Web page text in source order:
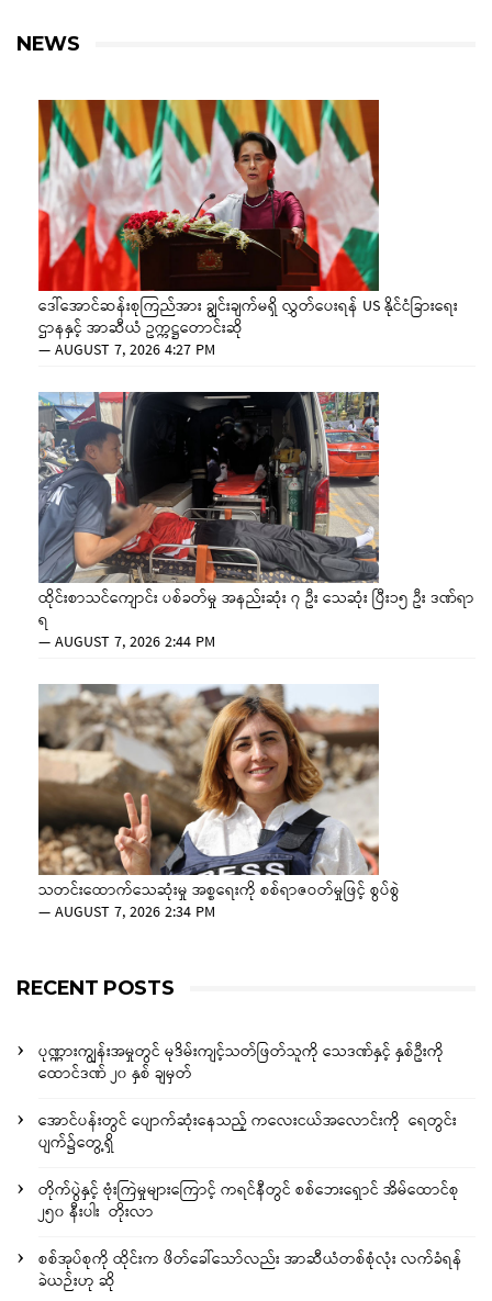
NEWS
ဒေါ်အောင်ဆန်းစုကြည်အား ချွင်းချက်မရှိ လွှတ်ပေးရန် US နိုင်ငံခြားရေး
ဌာနနှင့် အာဆီယံ ဥက္ကဋ္ဌတောင်းဆို
—AUGUST 7, 2026 4:27 PM
ထိုင်းစာသင်ကျောင်း ပစ်ခတ်မှု အနည်းဆုံး ၇ ဦး သေဆုံး ပြီး၁၅ ဦး ဒဏ်ရာ
ရ
—AUGUST 7, 2026 2:44 PM
သတင်းထောက်သေဆုံးမှု အစ္စရေးကို စစ်ရာဇဝတ်မှုဖြင့် စွပ်စွဲ
—AUGUST 7, 2026 2:34 PM
RECENT POSTS
ပုဏ္ဏားကျွန်းအမှုတွင် မုဒိမ်းကျင့်သတ်ဖြတ်သူကို သေဒဏ်နှင့် နှစ်ဦးကို
ထောင်ဒဏ် ၂၀ နှစ် ချမှတ်
အောင်ပန်းတွင် ပျောက်ဆုံးနေသည့် ကလေးငယ်အလောင်းကို ရေတွင်း
ပျက်၌တွေ့ရှိ
တိုက်ပွဲနှင့် ဗုံးကြဲမှုများကြောင့် ကရင်နီတွင် စစ်ဘေးရှောင် အိမ်ထောင်စု
၂၅၀ နီးပါး တိုးလာ
စစ်အုပ်စုကို ထိုင်းက ဖိတ်ခေါ်သော်လည်း အာဆီယံတစ်စုံလုံး လက်ခံရန်
ခဲယဉ်းဟု ဆို